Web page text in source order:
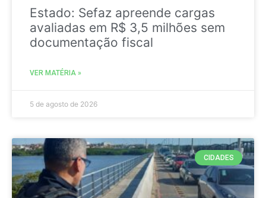
Estado: Sefaz apreende cargas
avaliadas em R$ 3,5 milhões sem
documentação fiscal
VER MATÉRIA »
5 de agosto de 2026
CIDADES